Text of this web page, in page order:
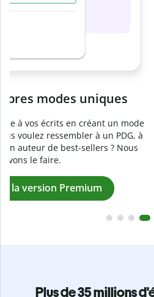
Prévenezle
Vérifiez que vos écrits sont
logiciel anti-plagiat. Analysez
secondes et identifiez les
Passez à la
Plus de 35 millions